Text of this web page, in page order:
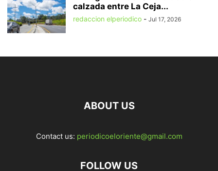
calzada entre La Ceja...
redaccion elperiodico - Jul 17, 2026
ABOUT US
Contact us: periodicoeloriente@gmail.com
FOLLOW US